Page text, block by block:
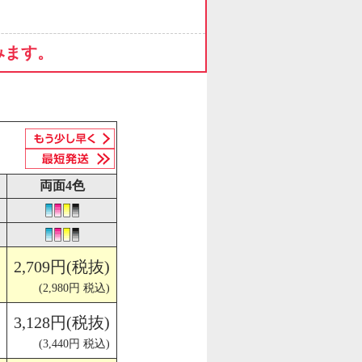
す。
両面4色
2,709円(税抜)
(2,980円 税込)
3,128円(税抜)
(3,440円 税込)